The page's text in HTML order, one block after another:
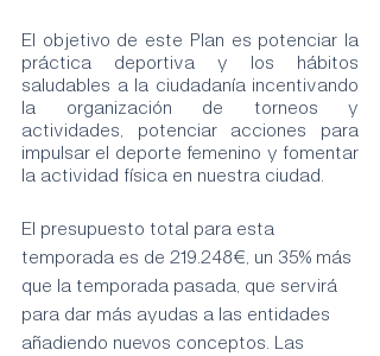
El objetivo de este Plan es potenciar la
práctica deportiva y los hábitos
saludables a la ciudadanía incentivando
la organización de torneos y
actividades, potenciar acciones para
impulsar el deporte femenino y fomentar
la actividad física en nuestra ciudad.
El presupuesto total para esta
temporada es de 219.248€, un 35% más
que la temporada pasada, que servirá
para dar más ayudas a las entidades
añadiendo nuevos conceptos. Las